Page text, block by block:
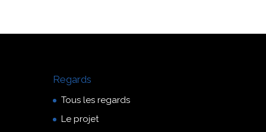
Regards
Tous les regards
Le projet